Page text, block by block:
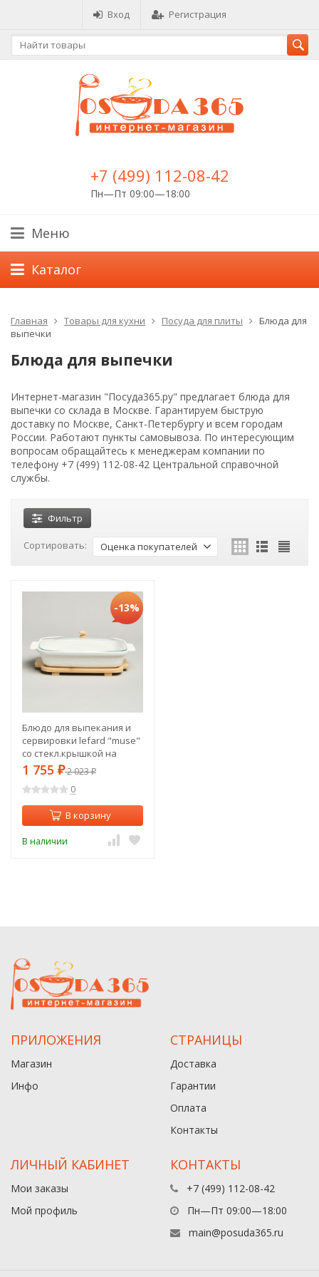
Вход Регистрация
+7 (499) 112-08-42
Пн—Пт 09:00—18:00
Меню
Каталог
Главная Товары для кухни Посуда для плиты
Блюда для
выпечки
Блюда для выпечки
Интернет-магазин "Посуда365.ру" предлагает блюда для
выпечки со склада в Москве. Гарантируем быструю
доставку по Москве, Санкт-Петербургу и всем городам
России. Работают пункты самовывоза. По интересующим
вопросам обращайтесь к менеджерам компании по
телефону +7 (499) 112-08-42 Центральной справочной
службы.
Фильтр
Сортировать: Оценка покупателей
-13%
Блюдо для выпекания и
сервировки lefard "muse"
со стекл.крышкой на
дер.подставке
27,5*17*9см 900мл Lefard
(587-242)
1 755 ₽2 023₽
0
В корзину
В наличии
ПРИЛОЖЕНИЯ
Магазин
Инфо
СТРАНИЦЫ
Доставка
Гарантии
Оплата
Контакты
ЛИЧНЫЙ КАБИНЕТ
Мои заказы
Мой профиль
КОНТАКТЫ
+7 (499) 112-08-42
Пн—Пт 09:00—18:00
main@posuda365.ru